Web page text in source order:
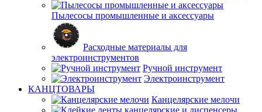
Пылесосы промышленные и аксессуары
Расходные материалы для
электроинструментов
Ручной инструмент
Электроинструмент
КАНЦТОВАРЫ
Канцелярские мелочи